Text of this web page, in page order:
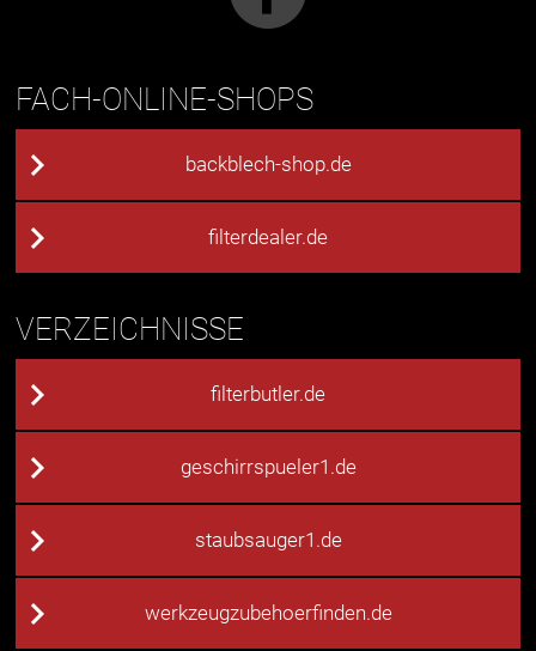
FACH-ONLINE-SHOPS
backblech-shop.de
filterdealer.de
VERZEICHNISSE
filterbutler.de
geschirrspueler1.de
staubsauger1.de
werkzeugzubehoerfinden.de